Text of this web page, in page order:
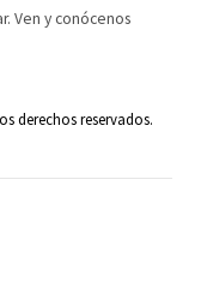
Ven y conócenos
derechos reservados.